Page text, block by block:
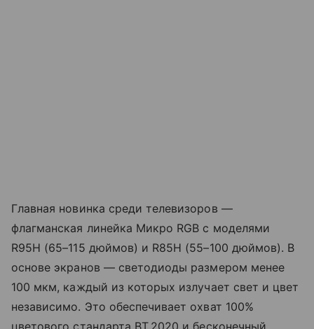
Главная новинка среди телевизоров —
флагманская линейка Микро RGB с моделями
R95H (65–115 дюймов) и R85H (55–100 дюймов). В
основе экранов — светодиоды размером менее
100 мкм, каждый из которых излучает свет и цвет
независимо. Это обеспечивает охват 100%